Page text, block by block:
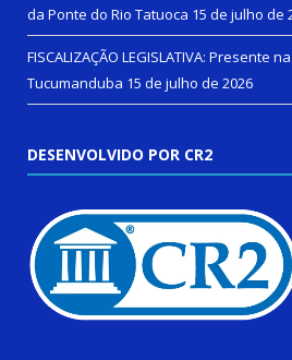
da Ponte do Rio Tatuoca 15 de julho de
FISCALIZAÇÃO LEGISLATIVA: Presente
Tucumanduba 15 de julho de 2026
DESENVOLVIDO POR CR2